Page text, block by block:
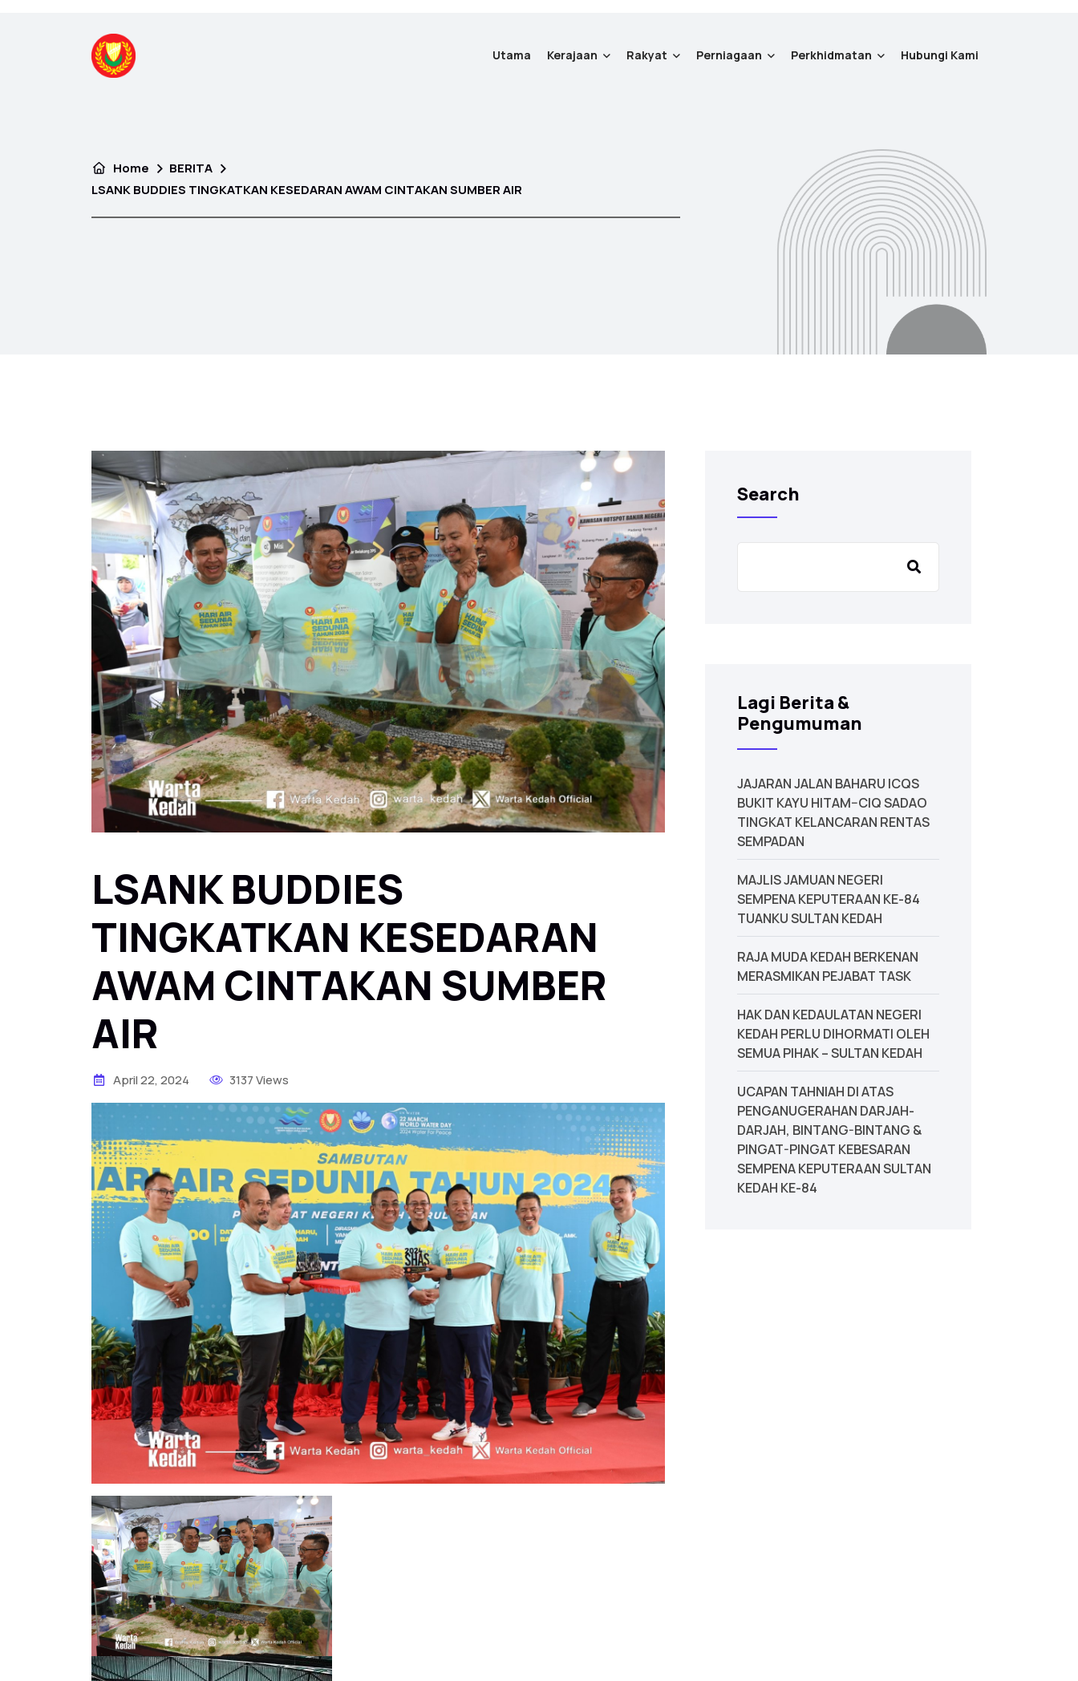
Utama Kerajaan Rakyat Perniagaan Perkhidmatan Hubungi Kami
Home
BERITA
LSANK BUDDIES TINGKATKAN KESEDARAN AWAM CINTAKAN SUMBER AIR
LSANK BUDDIES
TINGKATKAN KESEDARAN
AWAM CINTAKAN SUMBER
AIR
April 22, 2024 3137 Views
Search
Lagi Berita &
Pengumuman
JAJARAN JALAN BAHARU ICQS
BUKIT KAYU HITAM–CIQ SADAO
TINGKAT KELANCARAN RENTAS
SEMPADAN
MAJLIS JAMUAN NEGERI
SEMPENA KEPUTERAAN KE-84
TUANKU SULTAN KEDAH
‎RAJA MUDA KEDAH BERKENAN
MERASMIKAN PEJABAT TASK
‎HAK DAN KEDAULATAN NEGERI
KEDAH PERLU DIHORMATI OLEH
SEMUA PIHAK – SULTAN KEDAH
UCAPAN TAHNIAH DI ATAS
PENGANUGERAHAN DARJAH-
DARJAH, BINTANG-BINTANG &
PINGAT-PINGAT KEBESARAN
SEMPENA KEPUTERAAN SULTAN
KEDAH KE-84